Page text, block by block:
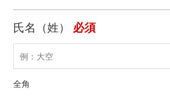
氏名（姓） 必須
全角